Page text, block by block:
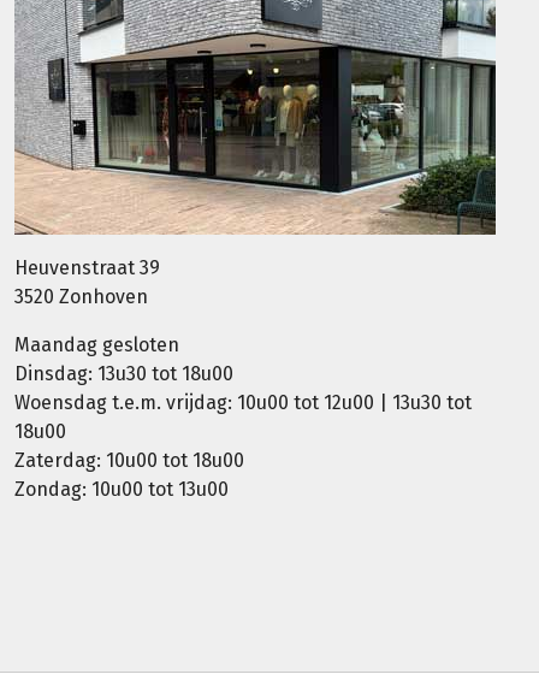
Heuvenstraat 39
3520 Zonhoven
Maandag gesloten
Dinsdag: 13u30 tot 18u00
Woensdag t.e.m. vrijdag: 10u00 tot 12u00 | 13u30 tot
18u00
Zaterdag: 10u00 tot 18u00
Zondag: 10u00 tot 13u00